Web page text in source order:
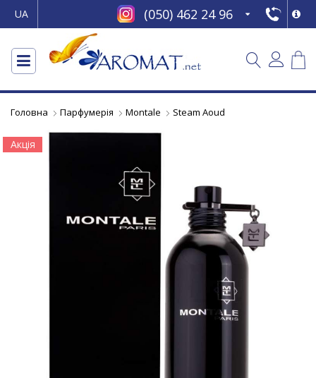
UA (050) 462 24 96
Головна Парфумерія Montale Steam Aoud
Акція